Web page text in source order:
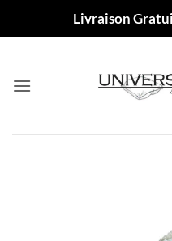
Livraison